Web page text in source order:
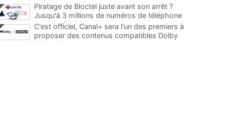
Piratage de Bloctel juste avant son arrêt ?
Jusqu'à 3 millions de numéros de téléphone
auraient fuité
C'est officiel, Canal+ sera l'un des premiers à
proposer des contenus compatibles Dolby
Vision 2